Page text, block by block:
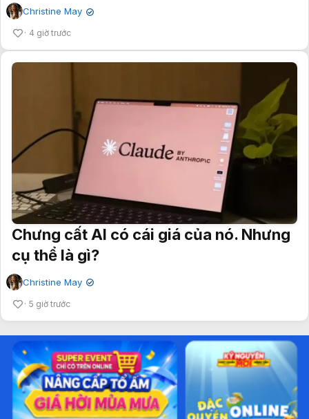
Christine May ✔
4 giờ trước
Chưng cất AI có cái giá của nó. Nhưng
cụ thể là gì?
Christine May ✔
5 giờ trước